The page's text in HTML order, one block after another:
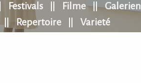
Festivals Filme Galerien
Repertoire Varieté